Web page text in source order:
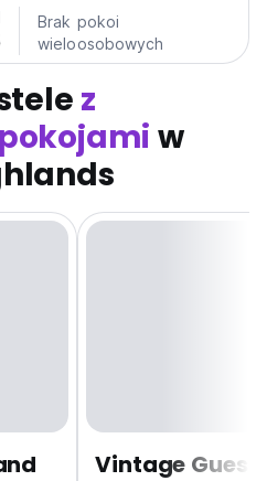
Brak pokoi
wieloosobowych
z
w
Vintage